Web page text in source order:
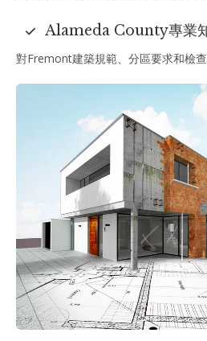
Alameda County專業
對Fremont建築規範、分區要求和檢查